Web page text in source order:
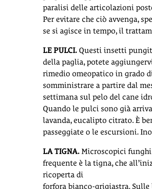
paralisi delle articolazioni
Per evitare che ciò avvenga,
se si agisce in tempo, il
LE PULCI. Questi insetti
della paglia, potete
rimedio omeopatico in grado
somministrare a partire dal
settimana sul pelo del cane
Quando le pulci sono già
lavanda, eucalipto citrato. È
passeggiate o le escursioni.
LA TIGNA. Microscopici
frequente è la tigna, che
ricoperta di
forfora bianco-grigiastra. Sulle